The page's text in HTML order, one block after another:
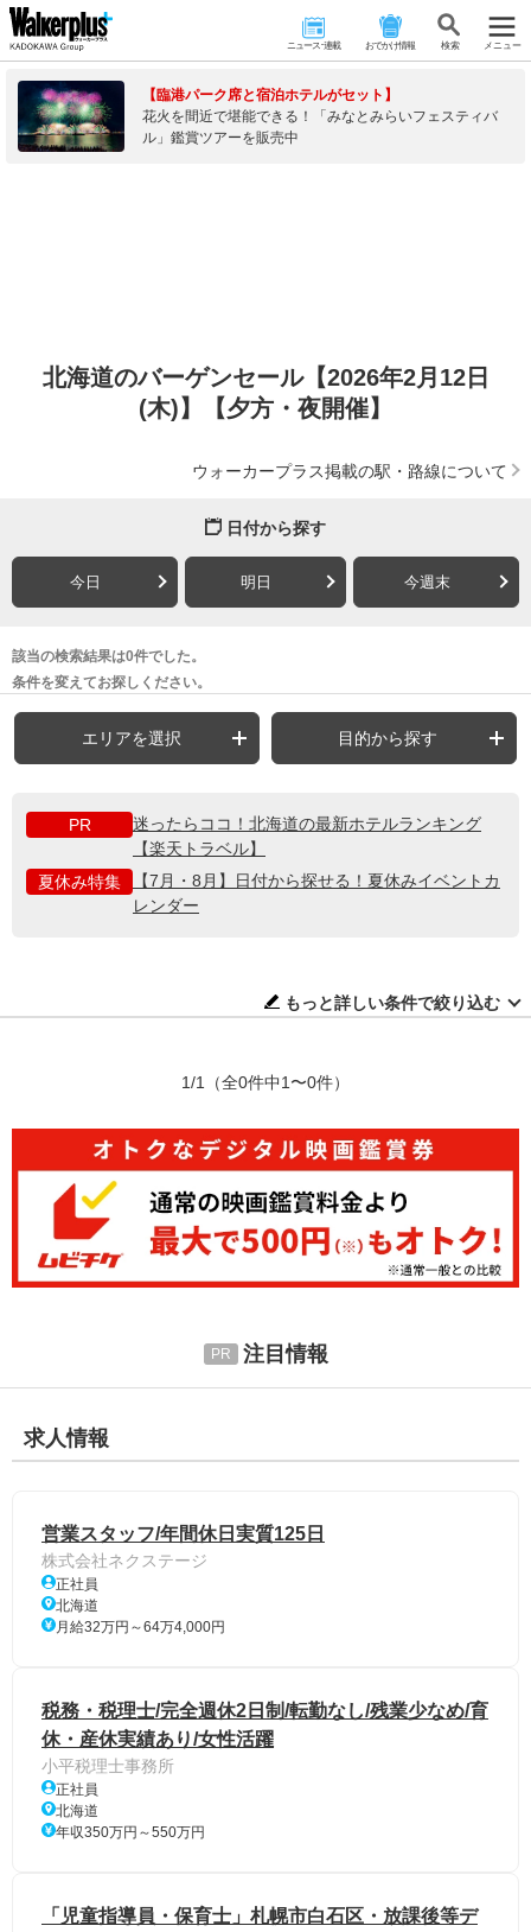
ニュース･連載 おでかけ情報 検 索 メニュー
【臨港パーク席と宿泊ホテルがセット】
花火を間近で堪能できる！「みなとみらいフェスティバ
ル」鑑賞ツアーを販売中
北海道のバーゲンセール【2026年2月12日
(木)】【夕方・夜開催】
ウォーカープラス掲載の駅・路線について
日付から探す
今日 明日 今週末
該当の検索結果は0件でした。
条件を変えてお探しください。
エリアを選択 目的から探す
PR
迷ったらココ！北海道の最新ホテルランキング
【楽天トラベル】
夏休み特集
【7月・8月】日付から探せる！夏休みイベントカ
レンダー
もっと詳しい条件で絞り込む
1/1 （全0件中1〜0件）
注目情報
求人情報
営業スタッフ/年間休日実質125日
株式会社ネクステージ
正社員
北海道
月給32万円～64万4,000円
税務・税理士/完全週休2日制/転勤なし/残業少なめ/育
休・産休実績あり/女性活躍
小平税理士事務所
正社員
北海道
年収350万円～550万円
「児童指導員・保育士」札幌市白石区・放課後等デ